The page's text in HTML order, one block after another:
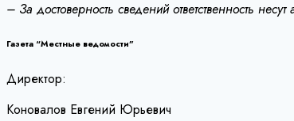
– За достоверность сведений ответственность
Газета “Местные ведомости”
Директор:
Коновалов Евгений Юрьевич